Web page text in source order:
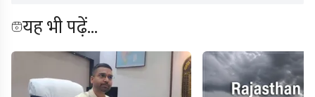
यह भी पढ़ें...